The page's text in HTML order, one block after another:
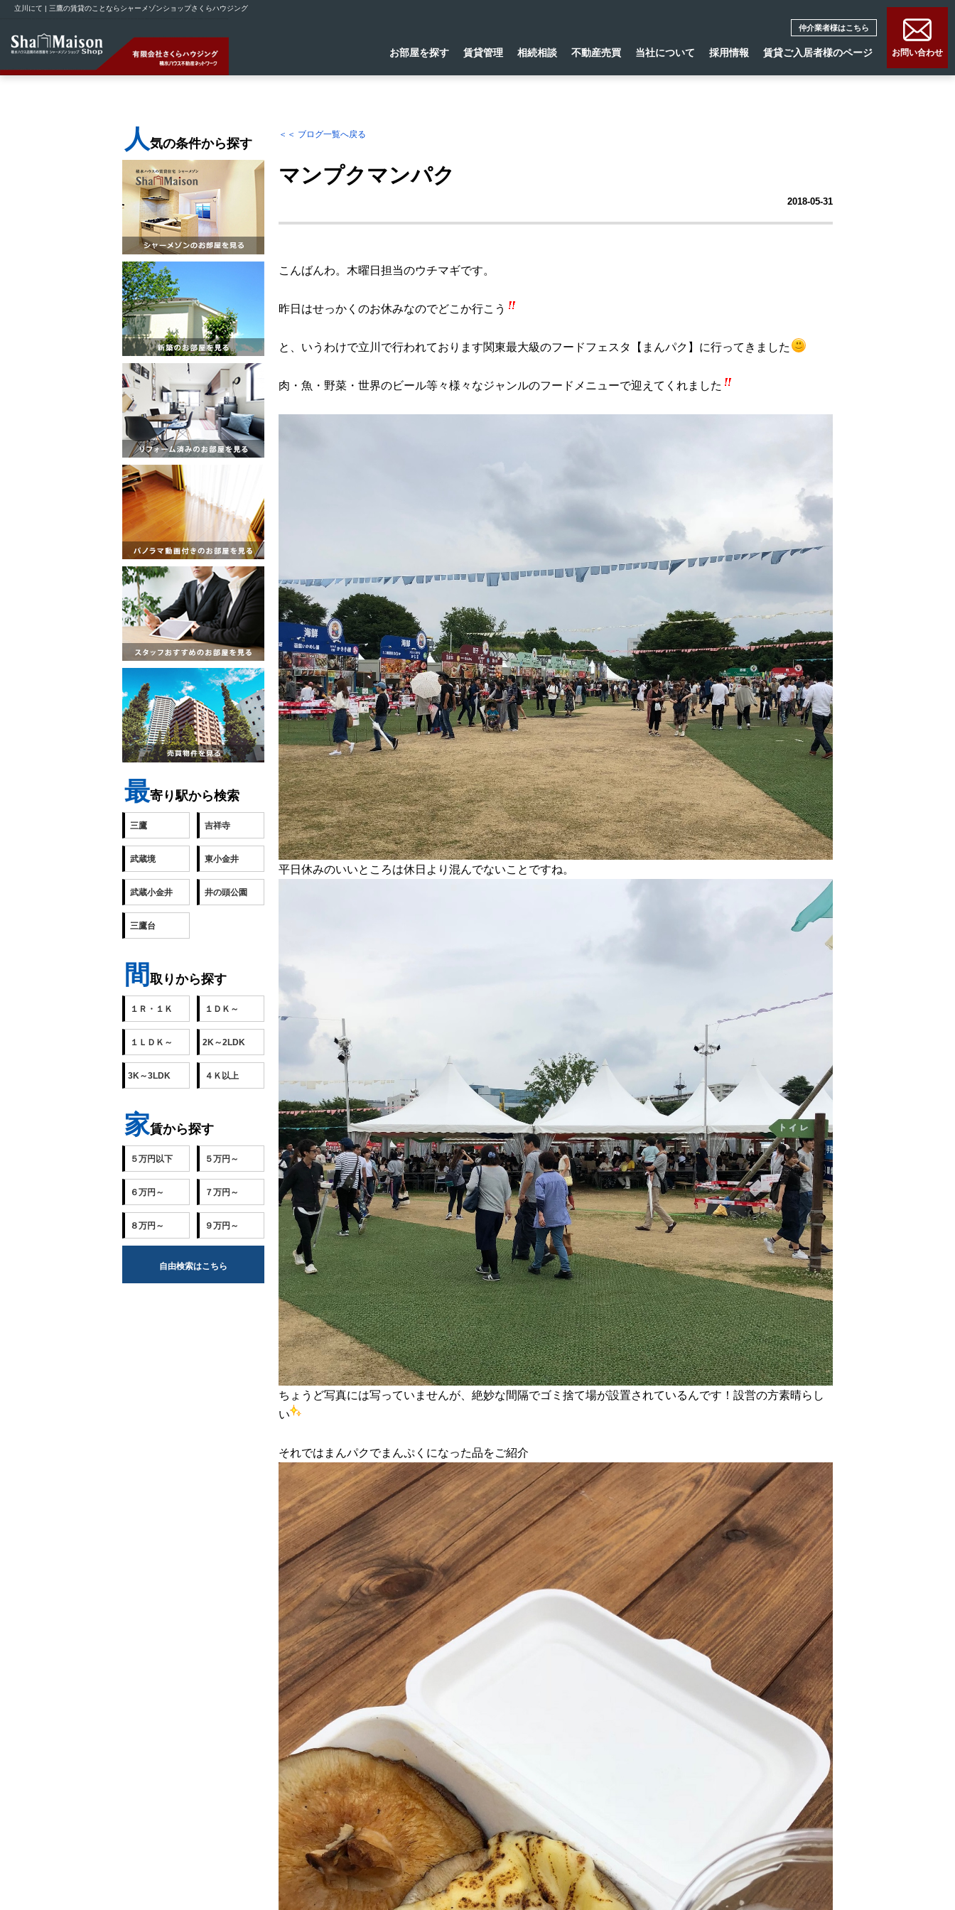
立川にて | 三鷹の賃貸のことならシャーメゾンショップさくらハウジング
仲介業者様はこちら
お部屋を探す 賃貸管理 相続相談 不動産売買 当社について 採用情報 賃貸ご入居者様のページ お問い合わせ
＜＜ ブログ一覧へ戻る
マンプクマンパク
2018-05-31
こんばんわ。木曜日担当のウチマギです。
昨日はせっかくのお休みなのでどこか行こう
と、いうわけで立川で行われております関東最大級のフードフェスタ【まんパク】に行ってきました
肉・魚・野菜・世界のビール等々様々なジャンルのフードメニューで迎えてくれました
平日休みのいいところは休日より混んでないことですね。
ちょうど写真には写っていませんが、絶妙な間隔でゴミ捨て場が設置されているんです！設営の方素晴らし
い
それではまんパクでまんぷくになった品をご紹介
人気の条件から探す
最寄り駅から検索
三鷹 吉祥寺
武蔵境 東小金井
武蔵小金井 井の頭公園
三鷹台
間取りから探す
１Ｒ・１Ｋ １ＤＫ～
１ＬＤＫ～ 2K～2LDK
3K～3LDK ４Ｋ以上
家賃から探す
５万円以下 ５万円～
６万円～ ７万円～
８万円～ ９万円～
自由検索はこちら